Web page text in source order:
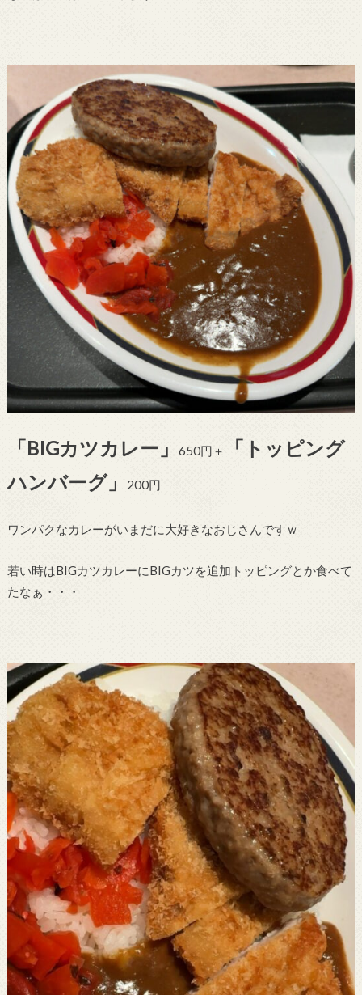
「BIGカツカレー」 650円＋
「トッピング
ハンバーグ」
200円
ワンパクなカレーがいまだに大好きなおじさんですｗ
若い時はBIGカツカレーにBIGカツを追加トッピングとか食べて
たなぁ・・・